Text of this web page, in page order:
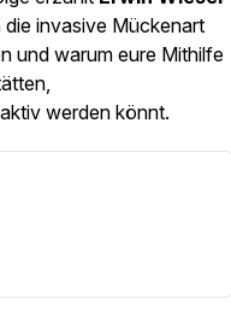
invasive Mückenart
und warum eure Mithilfe
werden könnt.